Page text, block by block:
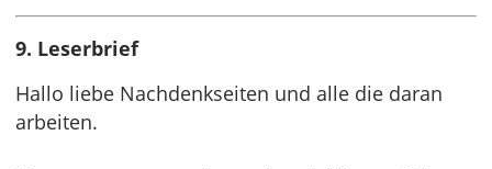
9. Leserbrief
Hallo liebe Nachdenkseiten und alle die daran
arbeiten.